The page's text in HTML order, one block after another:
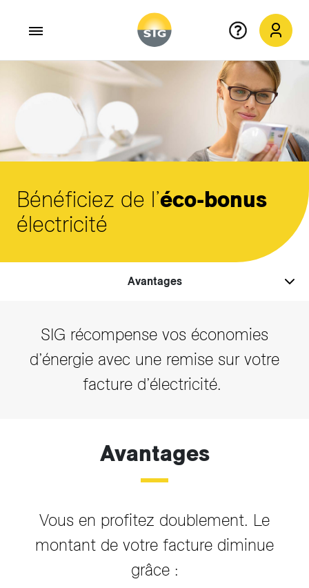
Aller au contenu principal
Bénéficiez de l’éco-bonus
électricité
Avantages
SIG récompense vos économies
d’énergie avec une remise sur votre
facture d’électricité.
Avantages
Vous en profitez doublement. Le
montant de votre facture diminue
grâce :